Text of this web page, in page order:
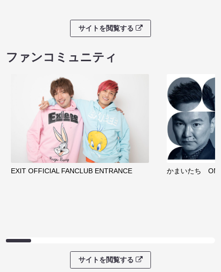
サイトを閲覧する
ファンコミュニティ
EXIT OFFICIAL FANCLUB ENTRANCE かまいたち
サイトを閲覧する